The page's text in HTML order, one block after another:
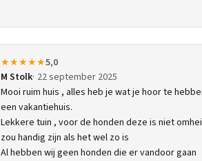
★★★★★5,0
M Stolk 22 september 2025
Mooi ruim huis , alles heb je wat je hoor te
een vakantiehuis.
Lekkere tuin , voor de honden deze is niet
zou handig zijn als het wel zo is
Al hebben wij geen honden die er vandoor gaan